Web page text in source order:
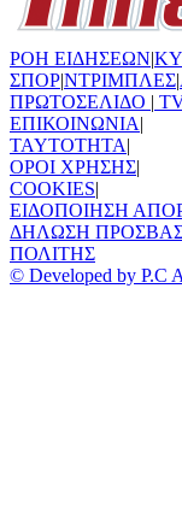
ΡΟΗ ΕΙΔΗΣΕΩΝ|
ΣΠΟΡ|ΝΤΡΙΜΠΛΕΣ|
ΠΡΩΤΟΣΕΛΙΔΟ |
ΕΠΙΚΟΙΝΩΝΙΑ|
TAYTOTHTA|
ΟΡΟΙ ΧΡΗΣΗΣ|
COOKIES|
ΕΙΔΟΠΟΙΗΣΗ
ΔΗΛΩΣΗ
ΠΟΛΙΤΗΣ
© Developed by P.C